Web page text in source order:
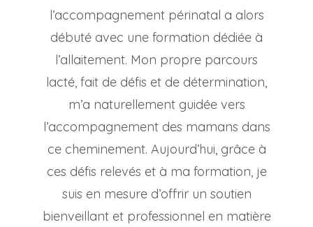
l’accompagnement périnatal a alors
débuté avec une formation dédiée à
l’allaitement. Mon propre parcours
lacté, fait de défis et de détermination,
m’a naturellement guidée vers
l’accompagnement des mamans dans
ce cheminement. Aujourd’hui, grâce à
ces défis relevés et à ma formation, je
suis en mesure d’offrir un soutien
bienveillant et professionnel en matière